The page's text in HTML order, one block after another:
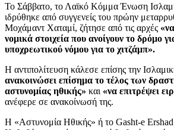
Το Σάββατο, το Λαϊκό Κόμμα Ένωση
ιδρύθηκε από συγγενείς του πρώην
Μοχάμαντ Χαταμί, ζήτησε από τις αρχές
νομικά στοιχεία που ανοίγουν το δρόμο
υποχρεωτικού νόμου για το χιτζάμπ».
Η αντιπολίτευση κάλεσε επίσης την
ανακοινώσει επίσημα το τέλος των
αστυνομίας ηθικής» και «να επιτρέψει
ανέφερε σε ανακοίνωσή της.
Η «Αστυνομία Ηθικής» ή το Gasht-e